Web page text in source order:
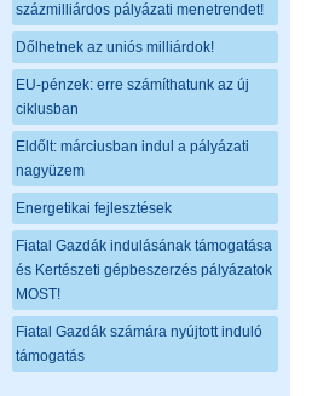
százmilliárdos pályázati menetrendet!
Dőlhetnek az uniós milliárdok!
EU-pénzek: erre számíthatunk az új
ciklusban
Eldőlt: márciusban indul a pályázati
nagyüzem
Energetikai fejlesztések
Fiatal Gazdák indulásának támogatása
és Kertészeti gépbeszerzés pályázatok
MOST!
Fiatal Gazdák számára nyújtott induló
támogatás